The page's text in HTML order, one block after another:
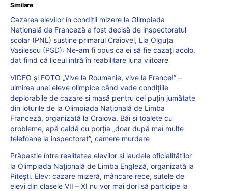
Similare
Cazarea elevilor în condiții mizere la Olimpiada
Națională de Franceză a fost decisă de inspectoratul
școlar (PNL) susține primarul Craiovei, Lia Olguța
Vasilescu (PSD): Ne-am fi opus ca ei să fie cazați acolo,
dat fiind că liceul intră în reabilitare luna viitoare
VIDEO și FOTO „Vive la Roumanie, vive la France!” –
uimirea unei eleve olimpice când vede condițiile
deplorabile de cazare și masă pentru cel puțin jumătate
din loturile de la Olimpiada Națională de Limba
Franceză, organizată la Craiova. Băi și toalete cu
probleme, apă caldă cu porția „doar după mai multe
telefoane la inspectorat”, camere murdare
Prăpastie între realitatea elevilor și laudele oficialităților
la Olimpiada Națională de Limba Engleză, organizată la
Pitești. Elev: cazare mizeră, mâncare rece, sutele de
elevi din clasele VII – XI nu vor mai dori să participe la